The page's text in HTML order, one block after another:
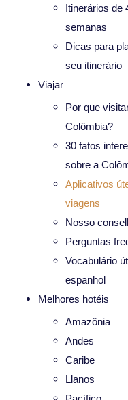
Itinerários de
semanas
Dicas para
seu itinerário
Viajar
Por que
Colômbia?
30 fatos
sobre a
Aplicativos
viagens
Nosso
Perguntas
Vocabulário
espanhol
Melhores hotéis
Amazônia
Andes
Caribe
Llanos